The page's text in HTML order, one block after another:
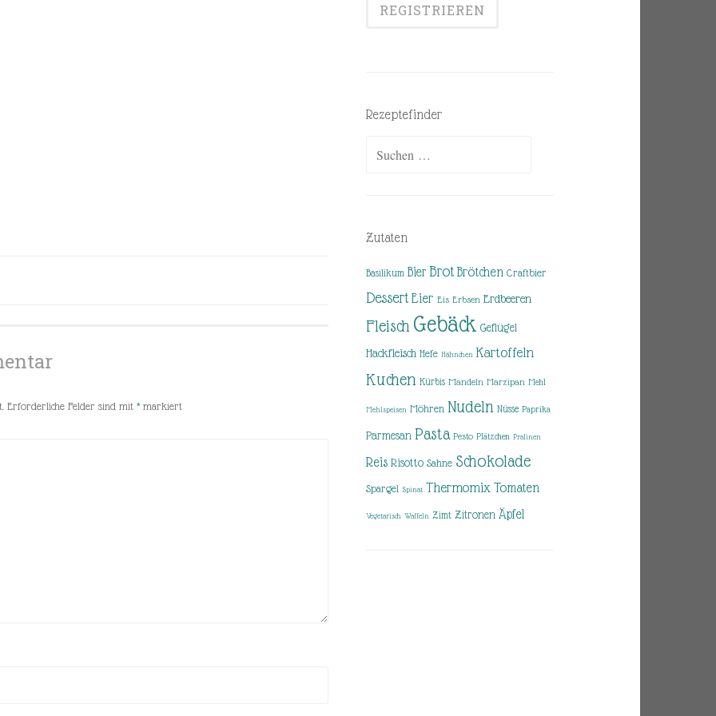
Erforderliche Felder sind mit *markiert
Rezeptefinder
Zutaten
Basilikum Bier Brot Brötchen Craftbier
Dessert Eier Eis Erbsen Erdbeeren
Fleisch Gebäck Geflügel
Hackfleisch Hefe Hähnchen Kartoffeln
Kuchen Kürbis Mandeln Marzipan Mehl
Mehlspeisen Möhren Nudeln Nüsse Paprika
Parmesan Pasta Pesto Plätzchen Pralinen
Reis Risotto Sahne Schokolade
Spargel Spinat Thermomix Tomaten
Vegetarisch Waffeln Zimt Zitronen Äpfel